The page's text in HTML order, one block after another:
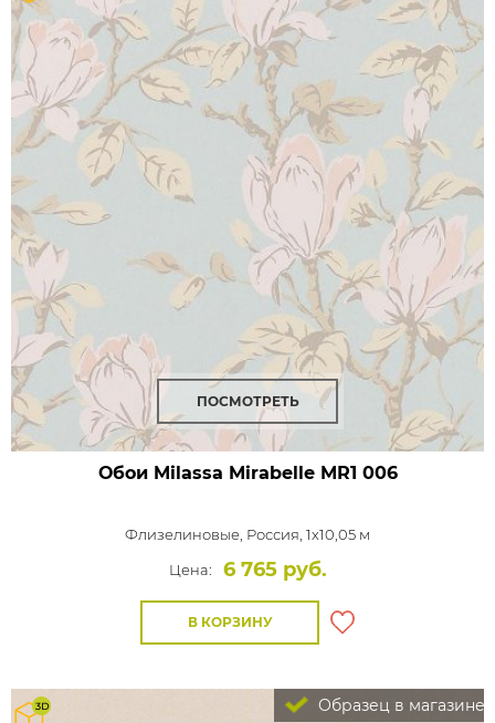
ПОСМОТРЕТЬ
Обои Milassa MirabelleMR1 006
Флизелиновые, Россия, 1x10,05 м
Цена:
6 765 руб.
В КОРЗИНУ
Образец в магазине